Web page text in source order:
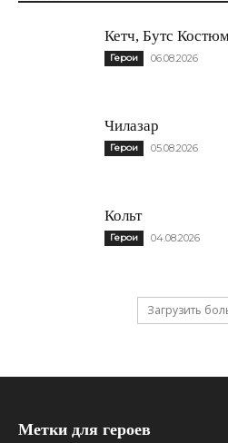
Кетч, Бутс
Герои 06.08.2026
Чилазар
Герои 05.08.2026
Кольт
Герои 04.08.2026
Загрузить
Метки для героев